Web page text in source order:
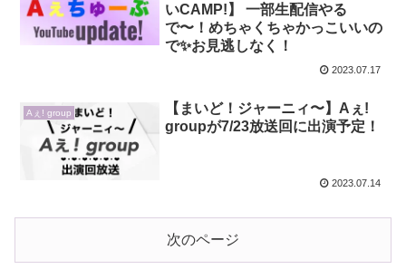
いCAMP!】 一部生配信やる
で〜！めちゃくちゃかっこいいの
で✨お見逃しなく！
2023.07.17
Aぇ! group
【まいど！ジャーニィ〜】Aぇ!
groupが7/23放送回に出演予定！
2023.07.14
次のページ